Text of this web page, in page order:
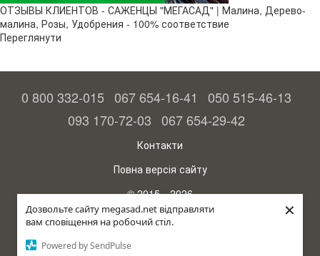
Дозвольте сайту megasad.net відправляти
вам сповіщення на робочий стіл.
Powered by SendPulse
×
ОТЗЫВЫ КЛИЕНТОВ - САЖЕНЦЫ "МЕГАСАД" | Малина, Дерево-
малина, Розы, Удобрения - 100% соответствие
Переглянути
0 800 332-015 067 654-16-41
050 515-46-13
093 170-72-03 067 654-29-42
Контакти
Повна версія сайту
© 2015—2026
Megasad – гарантія високого врожаю